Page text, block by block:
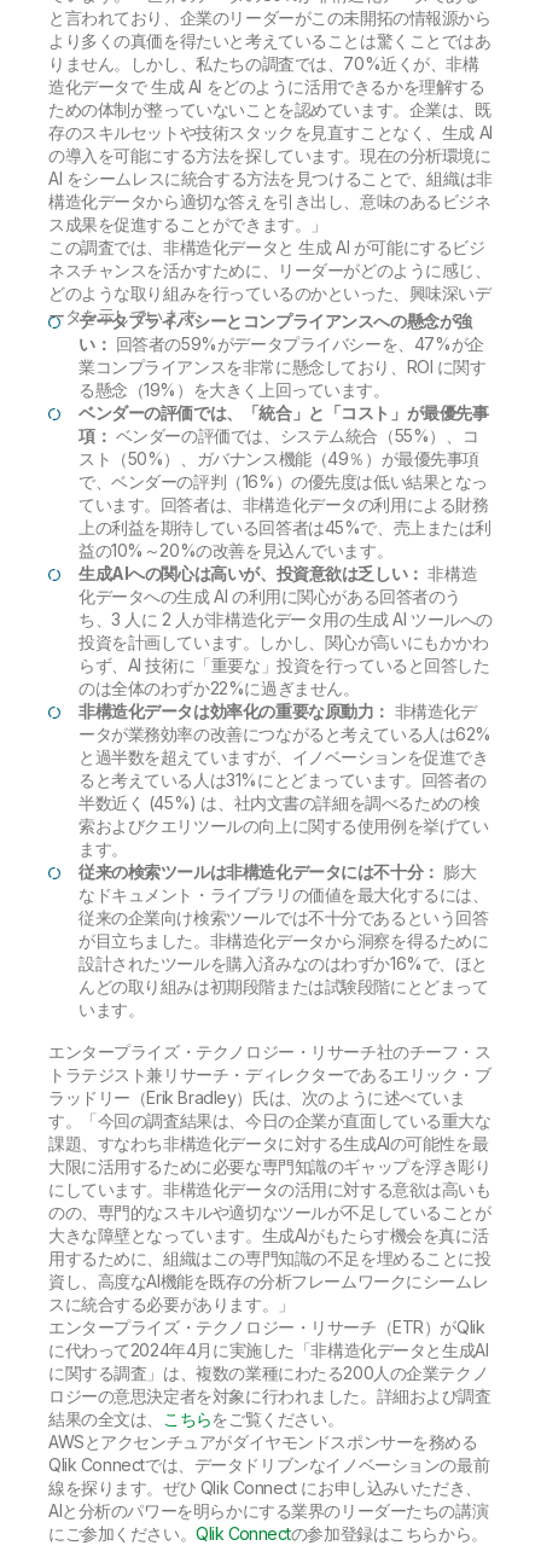
と言われており、企業のリーダーがこの未開拓の情報源から
より多くの真価を得たいと考えていることは驚くことではあ
りません。しかし、私たちの調査では、70%近くが、非構
造化データで 生成 AI をどのように活用できるかを理解する
ための体制が整っていないことを認めています。企業は、既
存のスキルセットや技術スタックを見直すことなく、生成 AI
の導入を可能にする方法を探しています。現在の分析環境に
AI をシームレスに統合する方法を見つけることで、組織は非
構造化データから適切な答えを引き出し、意味のあるビジネ
ス成果を促進することができます。」
この調査では、非構造化データと 生成 AI が可能にするビジ
ネスチャンスを活かすために、リーダーがどのように感じ、
どのような取り組みを行っているのかといった、興味深いデ
ータを示しています。
データプライバシーとコンプライアンスへの懸念が強
い： 回答者の59%がデータプライバシーを、47%が企
業コンプライアンスを非常に懸念しており、ROI に関す
る懸念（19%）を大きく上回っています。
ベンダーの評価では、「統合」と「コスト」が最優先事
項： ベンダーの評価では、システム統合（55%）、コ
スト（50%）、ガバナンス機能（49％）が最優先事項
で、ベンダーの評判（16%）の優先度は低い結果となっ
ています。回答者は、非構造化データの利用による財務
上の利益を期待している回答者は45%で、売上または利
益の10%～20%の改善を見込んでいます。
生成AIへの関心は高いが、投資意欲は乏しい： 非構造
化データへの生成 AI の利用に関心がある回答者のう
ち、3 人に 2 人が非構造化データ用の生成 AI ツールへの
投資を計画しています。しかし、関心が高いにもかかわ
らず、AI 技術に「重要な」投資を行っていると回答した
のは全体のわずか22%に過ぎません。
非構造化データは効率化の重要な原動力： 非構造化デ
ータが業務効率の改善につながると考えている人は62%
と過半数を超えていますが、イノベーションを促進でき
ると考えている人は31%にとどまっています。回答者の
半数近く (45%) は、社内文書の詳細を調べるための検
索およびクエリツールの向上に関する使用例を挙げてい
ます。
従来の検索ツールは非構造化データには不十分： 膨大
なドキュメント・ライブラリの価値を最大化するには、
従来の企業向け検索ツールでは不十分であるという回答
が目立ちました。非構造化データから洞察を得るために
設計されたツールを購入済みなのはわずか16%で、ほと
んどの取り組みは初期段階または試験段階にとどまって
います。
エンタープライズ・テクノロジー・リサーチ社のチーフ・ス
トラテジスト兼リサーチ・ディレクターであるエリック・ブ
ラッドリー（Erik Bradley）氏は、次のように述べていま
す。「今回の調査結果は、今日の企業が直面している重大な
課題、すなわち非構造化データに対する生成AIの可能性を最
大限に活用するために必要な専門知識のギャップを浮き彫り
にしています。非構造化データの活用に対する意欲は高いも
のの、専門的なスキルや適切なツールが不足していることが
大きな障壁となっています。生成AIがもたらす機会を真に活
用するために、組織はこの専門知識の不足を埋めることに投
資し、高度なAI機能を既存の分析フレームワークにシームレ
スに統合する必要があります。」
エンタープライズ・テクノロジー・リサーチ（ETR）がQlik
に代わって2024年4月に実施した「非構造化データと生成AI
に関する調査」は、複数の業種にわたる200人の企業テクノ
ロジーの意思決定者を対象に行われました。詳細および調査
結果の全文は、
こちらをご覧ください。
AWSとアクセンチュアがダイヤモンドスポンサーを務める
Qlik Connectでは、データドリブンなイノベーションの最前
線を探ります。ぜひ Qlik Connect にお申し込みいただき、
AIと分析のパワーを明らかにする業界のリーダーたちの講演
にご参加ください。Qlik Connectの参加登録はこちらから。